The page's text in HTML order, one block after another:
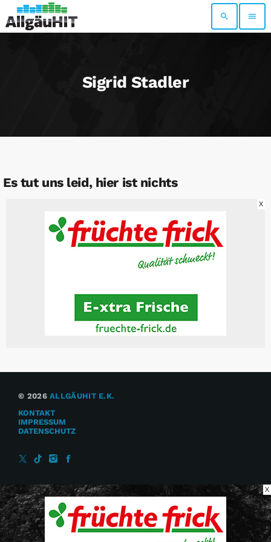
search menu
Sigrid Stadler
Es tut uns leid, hier ist nichts
X
© 2026ALLGÄUHIT E.K.
KONTAKT
IMPRESSUM
DATENSCHUTZ
X